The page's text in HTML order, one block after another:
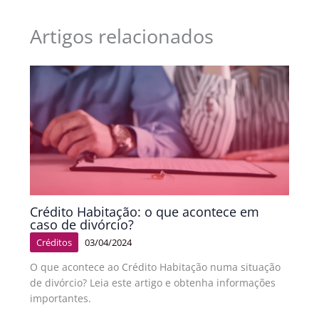
Artigos relacionados
Crédito Habitação: o que acontece em
caso de divórcio?
Créditos 03/04/2024
O que acontece ao Crédito Habitação numa situação
de divórcio? Leia este artigo e obtenha informações
importantes.